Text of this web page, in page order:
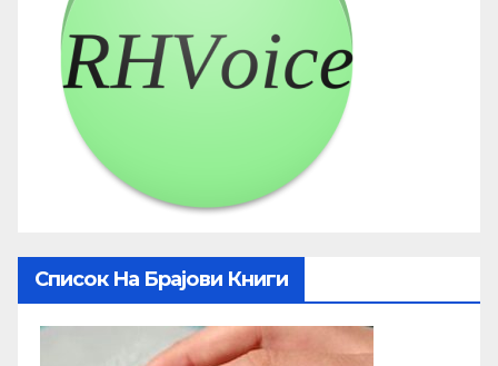
Список На Брајови Книги